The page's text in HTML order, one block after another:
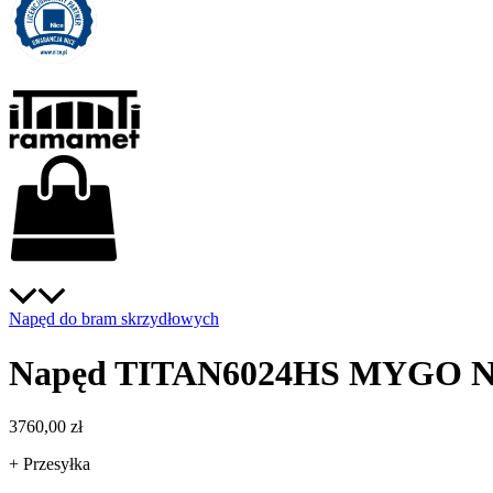
Napęd do bram skrzydłowych
Napęd TITAN6024HS MYGO
3760,00 zł
+ Przesyłka